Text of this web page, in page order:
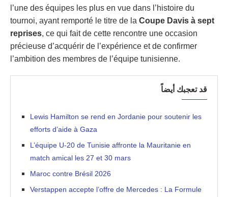
l’une des équipes les plus en vue dans l’histoire du
tournoi, ayant remporté le titre de la Coupe Davis à sept
reprises, ce qui fait de cette rencontre une occasion
précieuse d’acquérir de l’expérience et de confirmer
l’ambition des membres de l’équipe tunisienne.
قد تعجبك أيضاً
Lewis Hamilton se rend en Jordanie pour soutenir les
efforts d’aide à Gaza
L’équipe U-20 de Tunisie affronte la Mauritanie en
match amical les 27 et 30 mars
Maroc contre Brésil 2026
Verstappen accepte l’offre de Mercedes : La Formule